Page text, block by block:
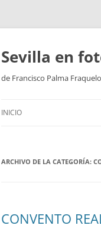
Saltar
contenido
Sevilla en
de Francisco Palma Fraquelo
INICIO
ARCHIVO DE LA CATEGORÍA:
CONVENTO